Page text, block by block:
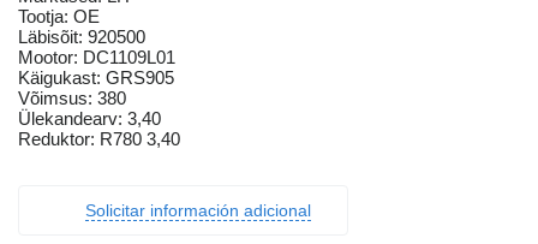
Tootja: OE
Läbisõit: 920500
Mootor: DC1109L01
Käigukast: GRS905
Võimsus: 380
Ülekandearv: 3,40
Reduktor: R780 3,40
Solicitar información adicional